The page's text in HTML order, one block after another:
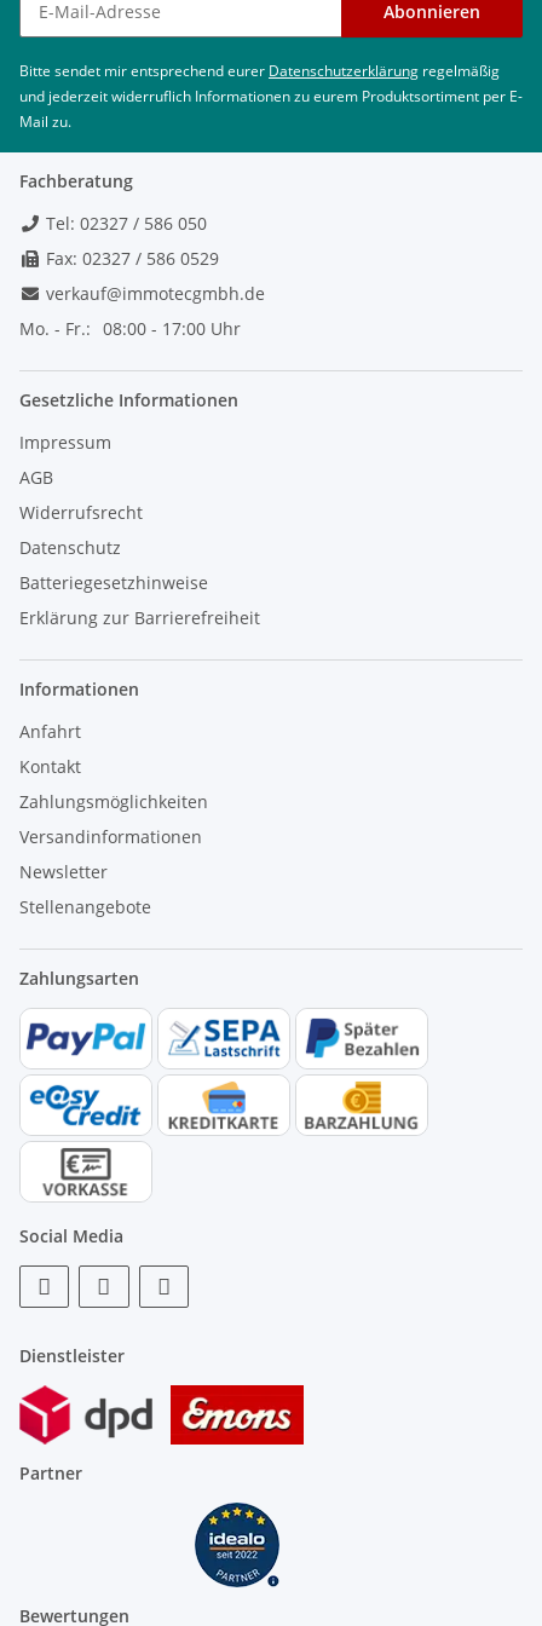
Abonnieren
Bitte sendet mir entsprechend eurer Datenschutzerklärung regelmäßig
und jederzeit widerruflich Informationen zu eurem Produktsortiment per E-
Mail zu.
Fachberatung
Tel: 02327 / 586 050
Fax: 02327 / 586 0529
verkauf@immotecgmbh.de
Mo. - Fr.: 08:00 - 17:00 Uhr
Gesetzliche Informationen
Impressum
AGB
Widerrufsrecht
Datenschutz
Batteriegesetzhinweise
Erklärung zur Barrierefreiheit
Informationen
Anfahrt
Kontakt
Zahlungsmöglichkeiten
Versandinformationen
Newsletter
Stellenangebote
Zahlungsarten
Social Media
Dienstleister
Partner
Bewertungen